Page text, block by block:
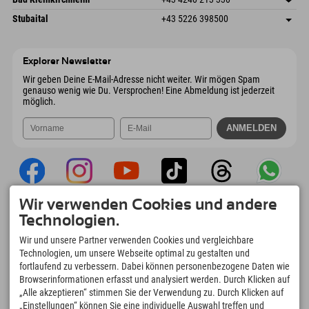
Österreich
Buchen
Dorfstraße 24
Adresse speichern
Stubaital +43 5226 398500
Explorer Newsletter
Wir geben Deine E-Mail-Adresse nicht weiter. Wir mögen Spam
genauso wenig wie Du. Versprochen! Eine Abmeldung ist jederzeit
möglich.
Explorer App
Upload Deiner #ExplorerMoments, Mein
Explorer To Go mit Buchungsübersicht,
Bucketlist, Restaurantübersicht uvm. Jetzt
downloaden!
Wir verwenden Cookies und andere
Technologien.
Wir und unsere Partner verwenden Cookies und vergleichbare
Technologien, um unsere Webseite optimal zu gestalten und
fortlaufend zu verbessern. Dabei können personenbezogene Daten wie
Browserinformationen erfasst und analysiert werden. Durch Klicken auf
„Alle akzeptieren“ stimmen Sie der Verwendung zu. Durch Klicken auf
„Einstellungen“ können Sie eine individuelle Auswahl treffen und